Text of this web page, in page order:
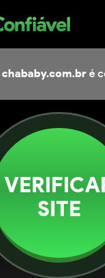
chababy.com.br é
SITE